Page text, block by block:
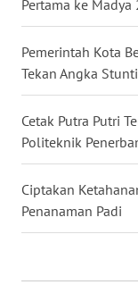
Pertama ke Madya
Pemerintah Kota
Tekan Angka
Cetak Putra Putri
Politeknik
Ciptakan
Penanaman Padi
SULUT
MALUKU
WN
MALUT
WN